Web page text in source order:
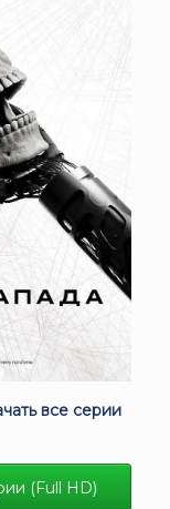
все серии
(Full HD)